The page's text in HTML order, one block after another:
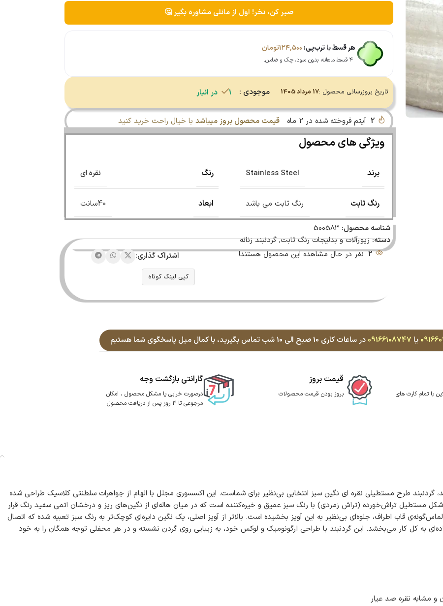
صبر کن، نخر! اول از مانلی مشاوره بگیر 🤔
هر قسط با ترب‌پی: ۱۲۴,۵۰۰تومان
۴ قسط ماهانه. بدون سود، چک و ضامن.
17 مرداد 1405تاریخ بروزرسانی محصول : موجودی : 1 در انبار
2 آیتم فروخته شده در 2 ماه قیمت محصول بروز میباشد با خیال راحت خرید کنید
ویژگی های محصول
برند Stainless Steel رنگ نقره ای
رنگ ثابت رنگ ثابت می باشد ابعاد 40سانت
شناسه محصول: 500583
دسته: زیورآلات و بدلیجات رنگ ثابت, گردنبند زنانه
2 نفر در حال مشاهده این محصول هستند! اشتراک گذاری:
کپی لینک کوتاه
یا 09166108747 در ساعات کاری 10 صبح الی 10 شب تماس بگیرید، با کمال میل پاسخگوی شما هستیم
با تمام کارت های
قیمت بروز
بروز بودن قیمت محصولات
گارانتی بازگشت وجه
درصورت خرابی یا مشکل محصول ، امکان
مرجوعی تا 3 روز پس از دریافت محصول
گردنبند طرح مستطیلی نقره ای نگین سبز انتخابی بی‌نظیر برای شماست. این اکسسوری مجلل با الهام از جواهرات سلطنتی کلاسیک طراحی شده
شکل مستطیل تراش‌خورده (تراش زمردی) با رنگ سبز عمیق و خیره‌کننده است که در میان هاله‌ای از نگین‌های ریز و درخشان اتمی سفید رنگ قرار
قاب اطراف، جلوه‌ای بی‌نظیر به این آویز بخشیده است. بالاتر از آویز اصلی، یک نگین دایره‌ای کوچک‌تر به رنگ سبز تعبیه شده که اتصال
به کل کار می‌بخشد. این گردنبند با طراحی ارگونومیک و لوکس خود، به زیبایی روی گردن نشسته و در هر محفلی توجه همگان را به خود
مشابه نقره صد عیار